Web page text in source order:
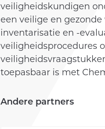
veiligheidskundigen
een veilige en
inventarisatie en -
veiligheidsprocedures
toepasbaar is met
Andere partners